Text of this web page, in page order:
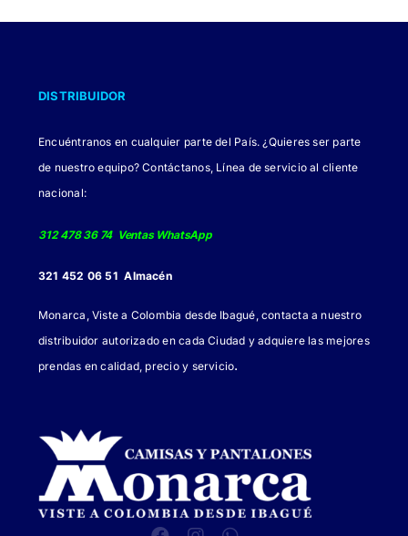
DISTRIBUIDOR
Encuéntranos en cualquier parte del País. ¿Quieres ser parte
de nuestro equipo? Contáctanos, Línea de servicio al cliente
nacional:
312 478 36 74 Ventas WhatsApp
321 452 06 51 Almacén
Monarca, Viste a Colombia desde Ibagué, contacta a nuestro
distribuidor autorizado en cada Ciudad y adquiere las mejores
prendas en calidad, precio y servicio.